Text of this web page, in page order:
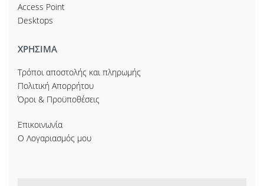
Access Point
Desktops
ΧΡΗΣΙΜΑ
Τρόποι αποστολής και πληρωμής
Πολιτική Απορρήτου
Όροι & Προϋποθέσεις
Επικοινωνία
Ο Λογαριασμός μου